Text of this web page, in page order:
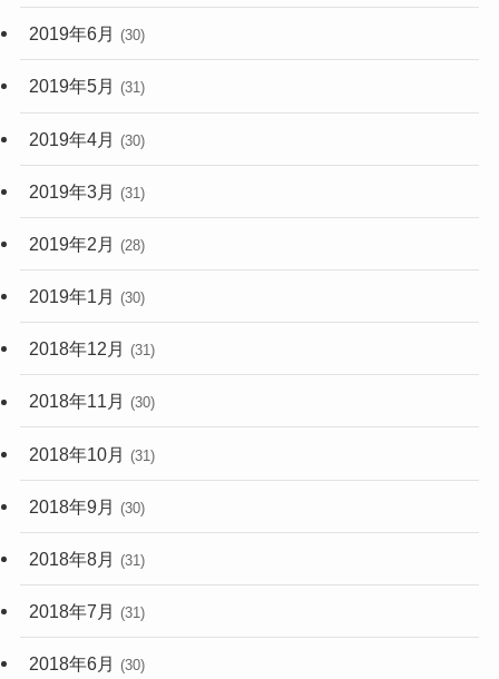
2019年6月 (30)
2019年5月 (31)
2019年4月 (30)
2019年3月 (31)
2019年2月 (28)
2019年1月 (30)
2018年12月 (31)
2018年11月 (30)
2018年10月 (31)
2018年9月 (30)
2018年8月 (31)
2018年7月 (31)
2018年6月 (30)